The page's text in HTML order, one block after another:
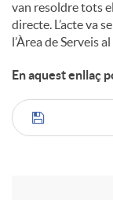
van resoldre tots
directe. L’acte va
l’Àrea de Serveis
En aquest enllaç
C